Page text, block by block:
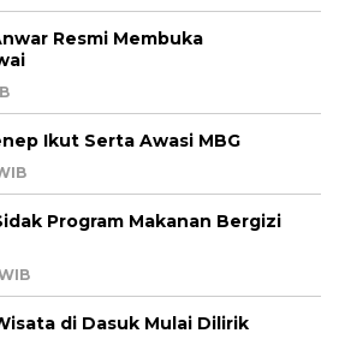
Resmi Membuka
Ikut Serta Awasi MBG
Program Makanan Bergizi
di Dasuk Mulai Dilirik